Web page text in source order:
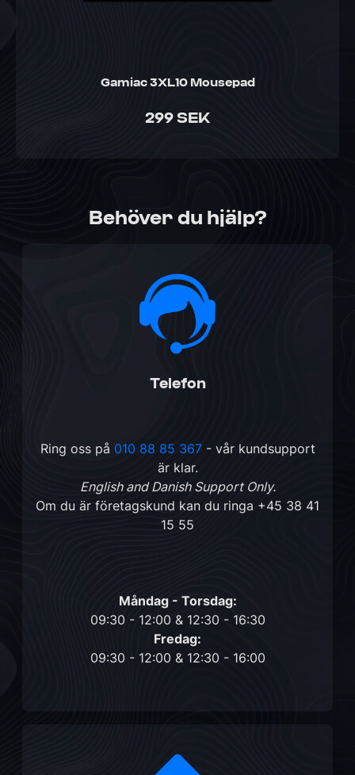
Gamiac 3XL10 Mousepad
299 SEK
Behöver du hjälp?
Telefon
Ring oss på 010 88 85 367- vår kundsupport
är klar.
English and Danish Support Only.
Om du är företagskund kan du ringa +45 38 41
15 55
Måndag - Torsdag:
09:30 - 12:00 & 12:30 - 16:30
Fredag:
09:30 - 12:00 & 12:30 - 16:00